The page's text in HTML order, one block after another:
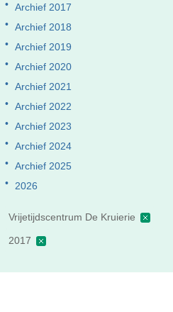
Archief 2017
Archief 2018
Archief 2019
Archief 2020
Archief 2021
Archief 2022
Archief 2023
Archief 2024
Archief 2025
2026
Vrijetijdscentrum De Kruierie
2017